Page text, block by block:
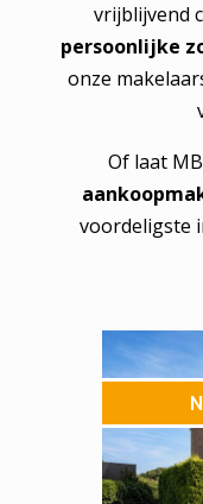
vrijblijvend
persoonlijke
onze
Of laat
voordeligste